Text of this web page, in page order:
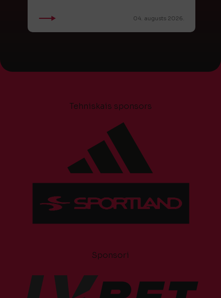
04. augusts 2026.
Tehniskais sponsors
Sponsori